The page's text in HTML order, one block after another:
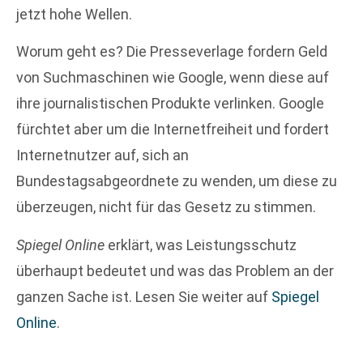
jetzt hohe Wellen.
Worum geht es? Die Presseverlage fordern Geld
von Suchmaschinen wie Google, wenn diese auf
ihre journalistischen Produkte verlinken. Google
fürchtet aber um die Internetfreiheit und fordert
Internetnutzer auf, sich an
Bundestagsabgeordnete zu wenden, um diese zu
überzeugen, nicht für das Gesetz zu stimmen.
Spiegel Online erklärt, was Leistungsschutz
überhaupt bedeutet und was das Problem an der
ganzen Sache ist. Lesen Sie weiter auf Spiegel
Online.